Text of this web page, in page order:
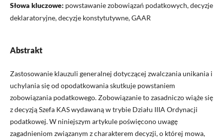
Słowa kluczowe: powstawanie zobowiązań podatkowych, decyzje
deklaratoryjne, decyzje konstytutywne, GAAR
Abstrakt
Zastosowanie klauzuli generalnej dotyczącej zwalczania unikania i
uchylania się od opodatkowania skutkuje powstaniem
zobowiązania podatkowego. Zobowiązanie to zasadniczo wiąże się
z decyzją Szefa KAS wydawaną w trybie Działu IIIA Ordynacji
podatkowej. W niniejszym artykule poświęcono uwagę
zagadnieniom związanym z charakterem decyzji, o której mowa,